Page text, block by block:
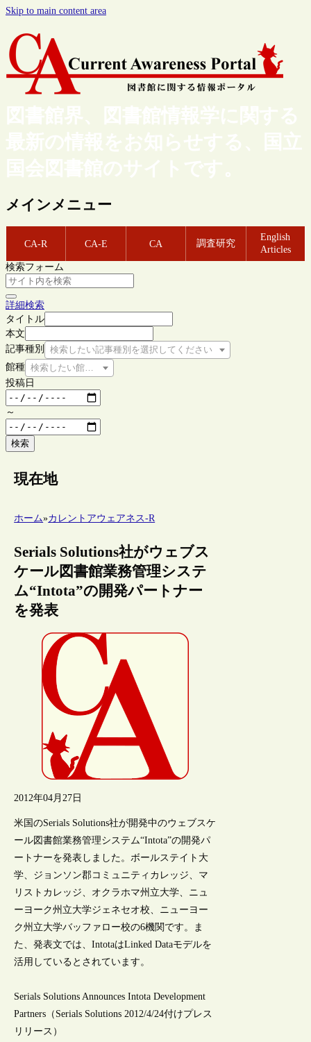
Skip to main content area
図書館界、図書館情報学に関する
最新の情報をお知らせする、国立
国会図書館のサイトです。
メインメニュー
CA-R CA-E CA 調査研究
English
Articles
検索フォーム
詳細検索
タイトル
本文
記事種別
検索したい記事種別を選択してください
館種 検索したい館種を選択してください
投稿日
～
検索
現在地
ホーム»カレントアウェアネス-R
Serials Solutions社がウェブス
ケール図書館業務管理システ
ム“Intota”の開発パートナー
を発表
2012年04月27日
米国のSerials Solutions社が開発中のウェブスケ
ール図書館業務管理システム“Intota”の開発パ
ートナーを発表しました。ボールステイト大
学、ジョンソン郡コミュニティカレッジ、マ
リストカレッジ、オクラホマ州立大学、ニュ
ーヨーク州立大学ジェネセオ校、ニューヨー
ク州立大学バッファロー校の6機関です。ま
た、発表文では、IntotaはLinked Dataモデルを
活用しているとされています。
Serials Solutions Announces Intota Development
Partners（Serials Solutions 2012/4/24付けプレス
リリース）